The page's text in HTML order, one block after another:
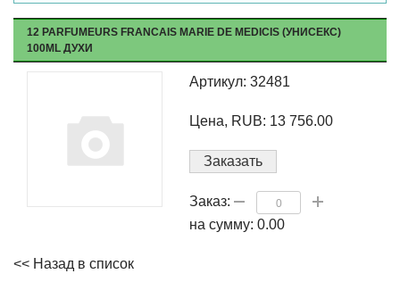
12 PARFUMEURS FRANCAIS MARIE DE MEDICIS (УНИСЕКС)
100ML ДУХИ
Артикул: 32481
Цена, RUB: 13 756.00
Заказать
Заказ:
на сумму: 0.00
<< Назад в список